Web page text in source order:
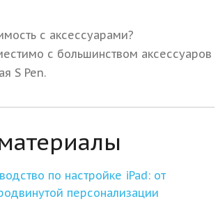
с аксессуарами?
с большинством аксессуаров
S Pen.
по настройке iPad: от
персонализации